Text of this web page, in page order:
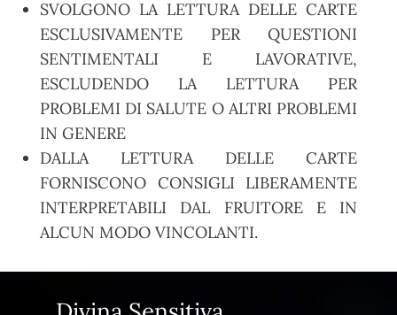
SVOLGONO LA LETTURA DELLE CARTE
ESCLUSIVAMENTE PER QUESTIONI
SENTIMENTALI E LAVORATIVE,
ESCLUDENDO LA LETTURA PER
PROBLEMI DI SALUTE O ALTRI PROBLEMI
IN GENERE
DALLA LETTURA DELLE CARTE
FORNISCONO CONSIGLI LIBERAMENTE
INTERPRETABILI DAL FRUITORE E IN
ALCUN MODO VINCOLANTI.